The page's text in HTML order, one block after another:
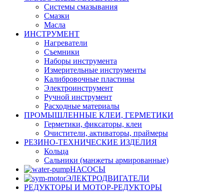
Системы смазывания
Смазки
Масла
ИНСТРУМЕНТ
Нагреватели
Съемники
Наборы инструмента
Измерительные инструменты
Калибровочные пластины
Электроинструмент
Ручной инструмент
Расходные материалы
ПРОМЫШЛЕННЫЕ КЛЕИ, ГЕРМЕТИКИ
Герметики, фиксаторы, клеи
Очистители, активаторы, праймеры
РЕЗИНО-ТЕХНИЧЕСКИЕ ИЗДЕЛИЯ
Кольца
Сальники (манжеты армированные)
НАСОСЫ
ЭЛЕКТРОДВИГАТЕЛИ
РЕДУКТОРЫ И МОТОР-РЕДУКТОРЫ